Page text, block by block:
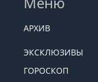
АРХИВ
ЭКСКЛЮЗИВЫ
ГОРОСКОП